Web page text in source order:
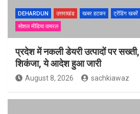
DEHARDUN उत्तराखंड खबर हटकर ट्रेंडिंग खबरें
सोशल मीडिया वायरल
प्रदेश में नकली डेयरी उत्पादों पर
शिकंजा, ये आदेश हुआ जारी
August 8, 2026 sachkiawaz